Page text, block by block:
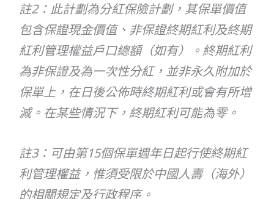
註2：此計劃為分紅保險計劃，其保單價值
包含保證現金價值、非保證終期紅利及終期
紅利管理權益戶口總額（如有）。終期紅利
為非保證及為一次性分紅，並非永久附加於
保單上，在日後公佈時終期紅利或會有所增
減。在某些情況下，終期紅利可能為零。
註3：可由第15個保單週年日起行使終期紅
利管理權益，惟須受限於中國人壽（海外）
的相關規定及行政程序。